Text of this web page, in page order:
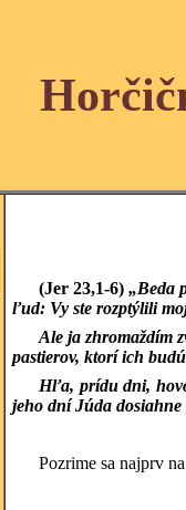
(Jer 23,1-6) „Beda
ľud: Vy ste rozptýlili
Ale ja zhromaždím
pastierov, ktorí ich
Hľa, prídu dni,
jeho dní Júda
Pozrime sa najprv